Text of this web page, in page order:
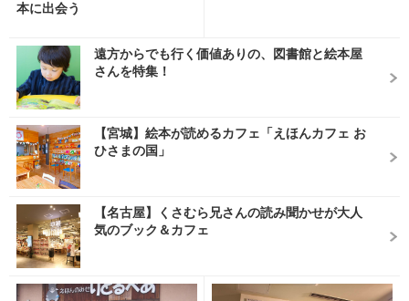
本に出会う
遠方からでも行く価値ありの、図書館と絵本屋
さんを特集！
【宮城】絵本が読めるカフェ「えほんカフェ お
ひさまの国」
【名古屋】くさむら兄さんの読み聞かせが大人
気のブック＆カフェ